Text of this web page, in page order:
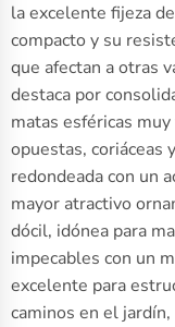
la excelente fijeza
compacto y su
que afectan a otras
destaca por
matas esféricas
opuestas, coriáceas
redondeada con un
mayor atractivo
dócil, idónea para
impecables con un
excelente para
caminos en el